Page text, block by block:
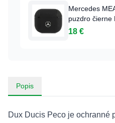
Mercedes
puzdro čierne
18 €
Popis
Dux Ducis Peco je ochranné